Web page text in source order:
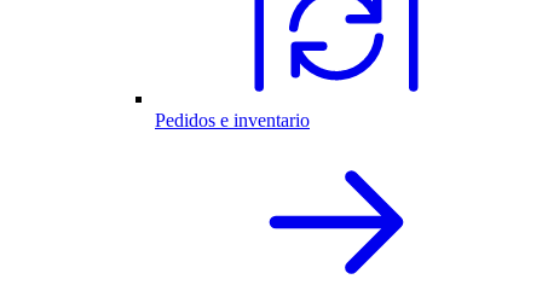
Pedidos e inventario